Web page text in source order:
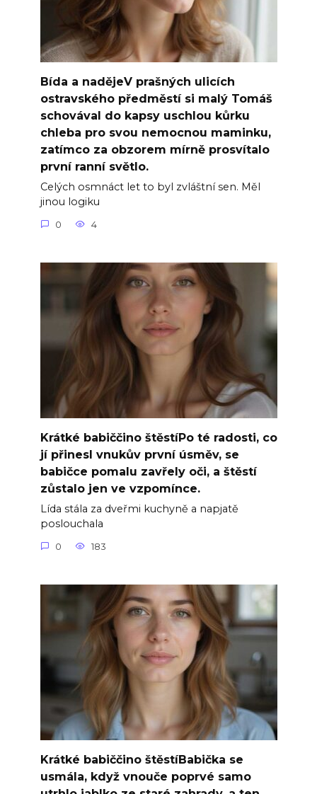
Bída a nadějeV prašných ulicích
ostravského předměstí si malý Tomáš
schovával do kapsy uschlou kůrku
chleba pro svou nemocnou maminku,
zatímco za obzorem mírně prosvítalo
první ranní světlo.
Celých osmnáct let to byl zvláštní sen. Měl
jinou logiku
0 4
Krátké babiččino štěstíPo té radosti, co
jí přinesl vnukův první úsměv, se
babičce pomalu zavřely oči, a štěstí
zůstalo jen ve vzpomínce.
Lída stála za dveřmi kuchyně a napjatě
poslouchala
0 183
Krátké babiččino štěstíBabička se
usmála, když vnouče poprvé samo